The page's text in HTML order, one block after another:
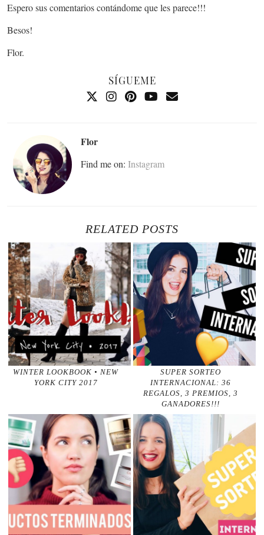
Espero sus comentarios contándome que les parece!!!
Besos!
Flor.
SÍGUEME
Flor
Find me on: Instagram
RELATED POSTS
WINTER LOOKBOOK • NEW
YORK CITY 2017
SUPER SORTEO
INTERNACIONAL: 36
REGALOS, 3 PREMIOS, 3
GANADORES!!!